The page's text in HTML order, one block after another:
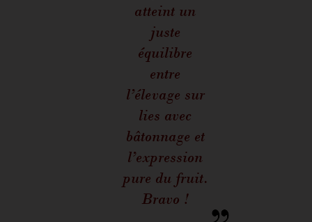
atteint un
juste
équilibre
entre
l’élevage sur
lies avec
bâtonnage et
l’expression
pure du fruit.
Bravo !